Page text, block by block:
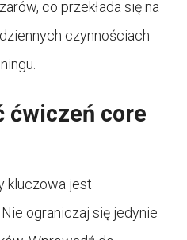
co przekłada się na
czynnościach
ćwiczeń core
kluczowa jest
ograniczaj się jedynie